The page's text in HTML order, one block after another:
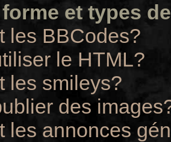
et types
les BBCodes?
le HTML?
les smileys?
des
les annonces